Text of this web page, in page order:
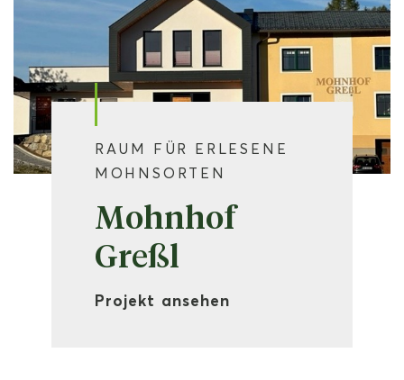
RAUM FÜR ERLESENE
MOHNSORTEN
Mohnhof
Greßl
Projekt ansehen